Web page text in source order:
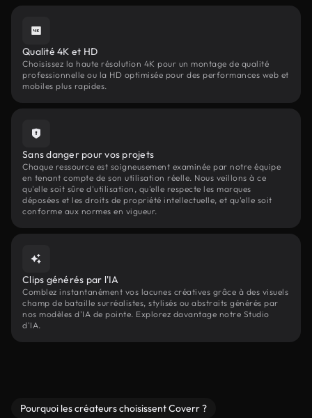
Qualité 4K et HD
Choisissez la haute résolution 4K pour un montage de qualité
professionnelle ou la HD optimisée pour des performances web et
mobiles plus rapides.
Sans danger pour vos projets
Chaque ressource est soigneusement examinée par notre équipe
en tenant compte de son utilisation réelle. Nous veillons à ce
qu'elle soit sûre d'utilisation, qu'elle respecte les marques
déposées et les droits de propriété intellectuelle, et qu'elle soit
conforme aux normes en vigueur.
Clips générés par l'IA
Comblez instantanément vos lacunes créatives grâce à des visuels
champ de bataille surréalistes, stylisés ou abstraits générés par
nos modèles d'IA de pointe. Explorez davantage notre Studio
d'IA.
Pourquoi les créateurs choisissent Coverr ?